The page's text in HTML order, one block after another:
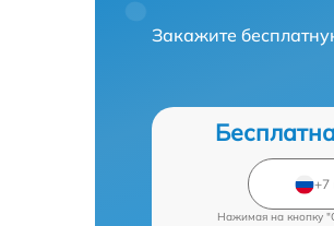
Закажите
Нажимая на кнопку